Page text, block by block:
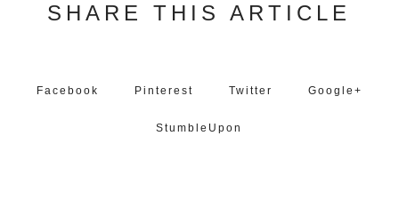
SHARE THIS ARTICLE
Facebook Pinterest Twitter Google+
StumbleUpon